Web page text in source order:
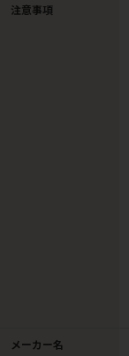
注意事項
メーカー名